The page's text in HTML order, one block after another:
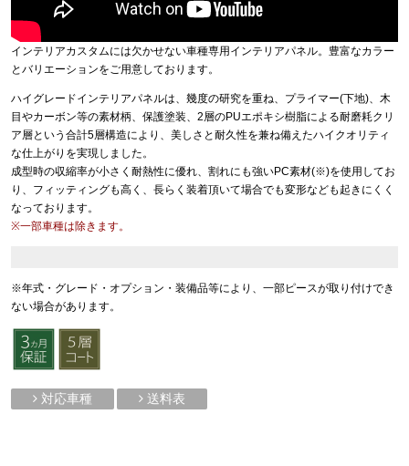
インテリアカスタムには欠かせない車種専用インテリアパネル。豊富なカラー
とバリエーションをご用意しております。
ハイグレードインテリアパネルは、幾度の研究を重ね、プライマー(下地)、木
目やカーボン等の素材柄、保護塗装、2層のPUエポキシ樹脂による耐磨耗クリ
ア層という合計5層構造により、美しさと耐久性を兼ね備えたハイクオリティ
な仕上がりを実現しました。
成型時の収縮率が小さく耐熱性に優れ、割れにも強いPC素材(※)を使用してお
り、フィッティングも高く、長らく装着頂いて場合でも変形なども起きにくく
なっております。
※一部車種は除きます。
※年式・グレード・オプション・装備品等により、一部ピースが取り付けでき
ない場合があります。
対応車種 送料表